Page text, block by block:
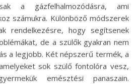
a gázfelhalmozódásra, ami
számukra. Különböző módszerek
rendelkezésre, hogy segítsenek
de a szülők gyakran nem
a legjobb. Két népszerű termék, a
sok szülő fontolóra vesz,
emésztési panaszain.